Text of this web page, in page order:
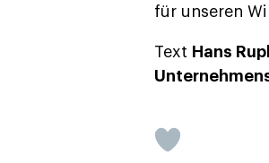
für unseren
Text Hans